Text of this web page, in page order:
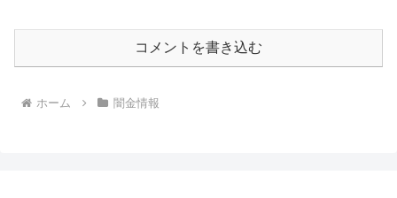
コメントを書き込む
ホーム 闇金情報